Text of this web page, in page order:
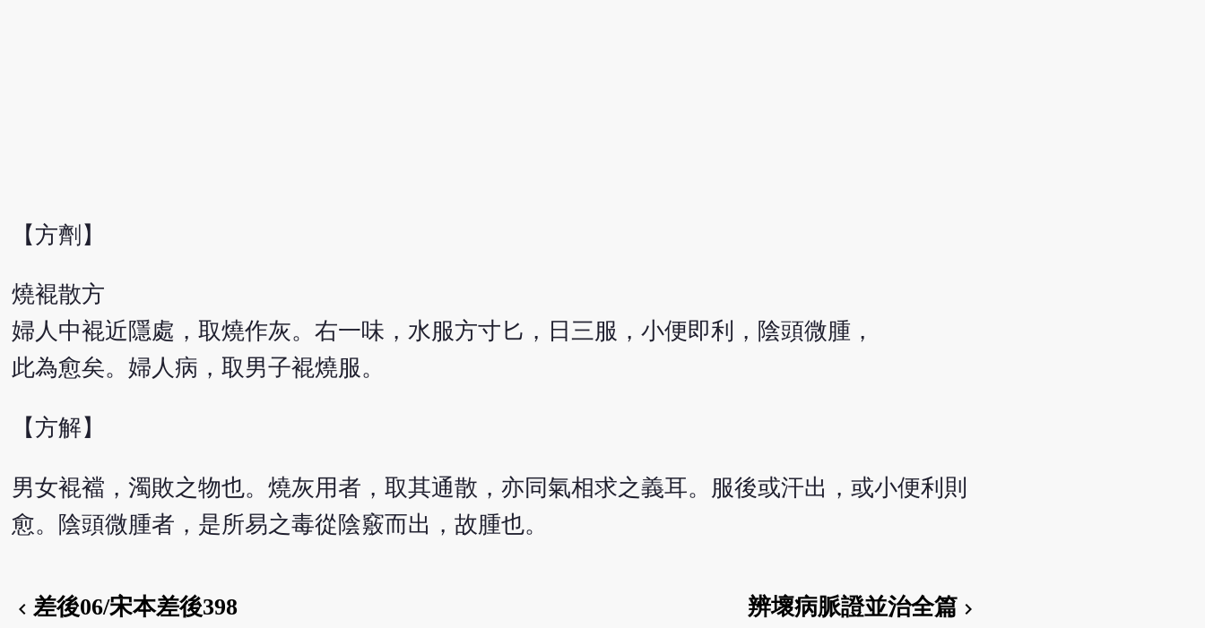
【方劑】
燒裩散方
婦人中裩近隱處，取燒作灰。右一味，水服方寸匕，日三服，小便即利，陰頭微腫，
此為愈矣。婦人病，取男子裩燒服。
【方解】
男女裩襠，濁敗之物也。燒灰用者，取其通散，亦同氣相求之義耳。服後或汗出，或小便利則
愈。陰頭微腫者，是所易之毒從陰竅而出，故腫也。
chevron_left 差後06/宋本差後398 辨壞病脈證並治全篇 chevron_right